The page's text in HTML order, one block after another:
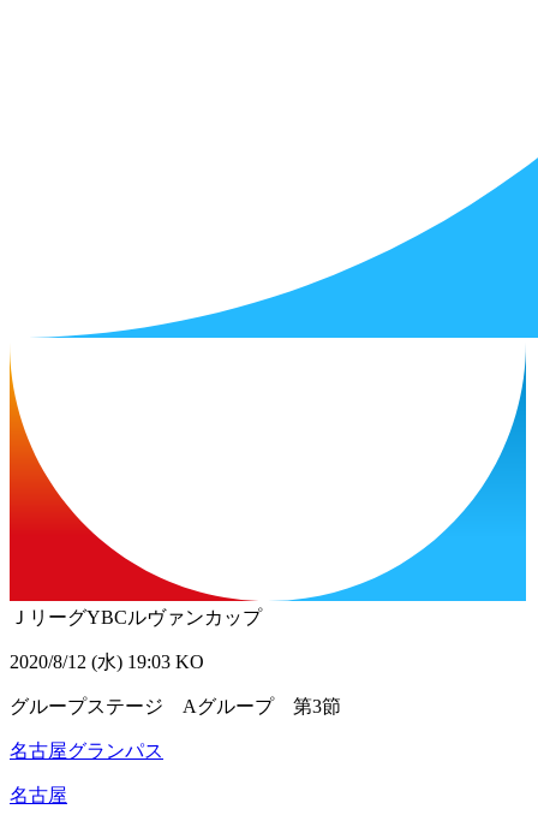
ＪリーグYBCルヴァンカップ
2020/8/12 (水) 19:03 KO
グループステージ Aグループ 第3節
名古屋グランパス
名古屋